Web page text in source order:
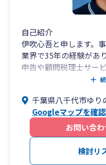
自己紹介
伊吹心吾と申します。
業界で35年の経験があ
申告や顧問税理士サー
れています。実績とし
や税務決算申告、税務
経理業務を約30年経験
業、建設業を始めとし
税、消費税等もメイン
く、丁寧な対応を心が
支援し、節税はもちろ
千葉県八千代市ゆり
Googleマップを確認
お問い合
検討リ